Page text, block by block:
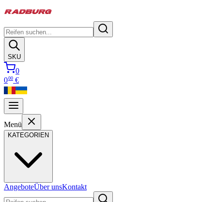
SKU
0
000 €
Menü
KATEGORIEN
AngeboteÜber unsKontakt